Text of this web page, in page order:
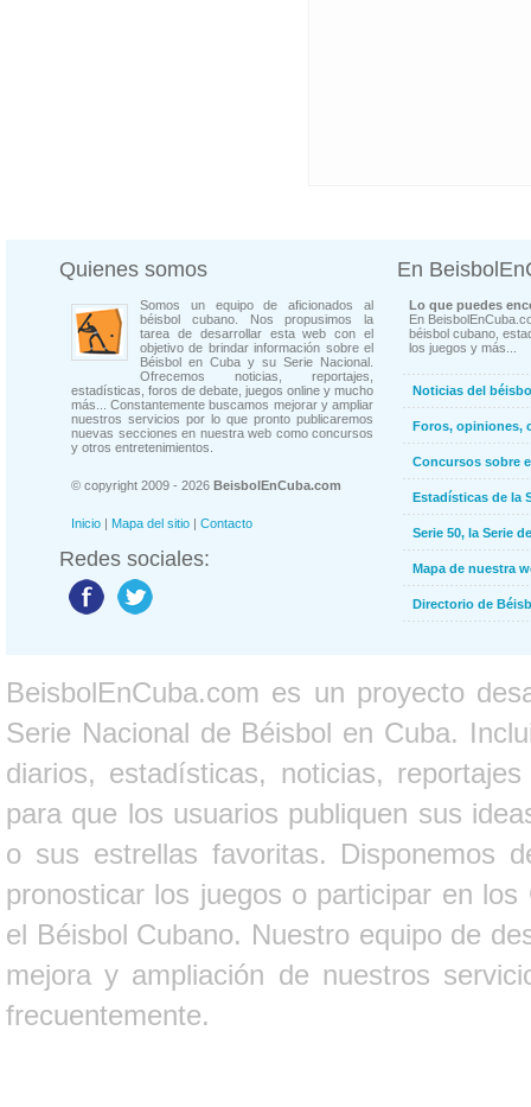
Quienes somos
Somos un equipo de aficionados al
béisbol cubano. Nos propusimos la
tarea de desarrollar esta web con el
objetivo de brindar información sobre el
Béisbol en Cuba y su Serie Nacional.
Ofrecemos noticias, reportajes,
estadísticas, foros de debate, juegos online y mucho
más... Constantemente buscamos mejorar y ampliar
nuestros servicios por lo que pronto publicaremos
nuevas secciones en nuestra web como concursos
y otros entretenimientos.
© copyright 2009 - 2026 BeisbolEnCuba.com
Inicio | Mapa del sitio | Contacto
Redes sociales:
En
Lo que puedes
En
béisbol cubano,
los juegos y más...
Noticias del
Foros, opiniones,
Concursos sobre
Estadísticas de la
Serie 50, la Serie
Mapa de nuestra
Directorio de
BeisbolEnCuba.com es un proyecto
Serie Nacional de Béisbol en Cuba.
diarios, estadísticas, noticias,
para que los usuarios publiquen sus
o sus estrellas favoritas. Disponemos
pronosticar los juegos o participar en
el Béisbol Cubano. Nuestro equipo de
mejora y ampliación de nuestros
frecuentemente.